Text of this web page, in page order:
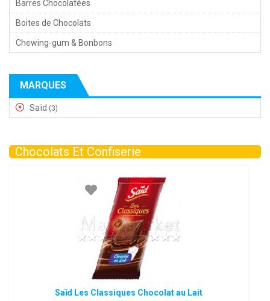
Barres Chocolatées
Boites de Chocolats
Chewing-gum & Bonbons
MARQUES
Saïd (3)
Chocolats Et Confiserie
Saïd Les Classiques Chocolat au Lait